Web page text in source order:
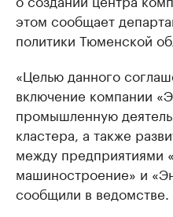
этом сообщает
политики Тюменской
«Целью данного
включение компании
промышленную
кластера, а также
между предприятиями
машиностроение» и
сообщили в ведомстве.